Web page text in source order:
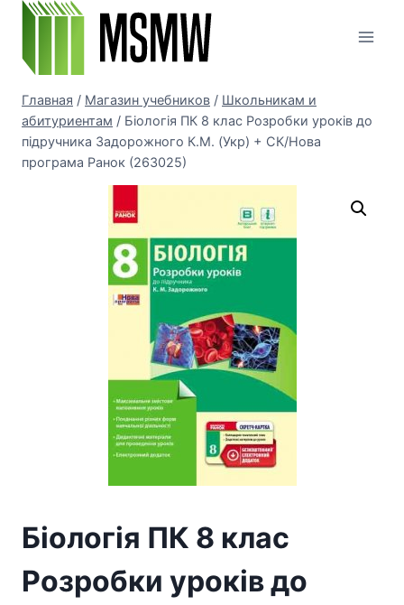
Перейти
содержимому
Главная / Магазин учебников / Школьникам и
абитуриентам / Біологія ПК 8 клас Розробки уроків до
підручника Задорожного К.М. (Укр) + СК/Нова
програма Ранок (263025)
Біологія ПК 8 клас
Розробки уроків до